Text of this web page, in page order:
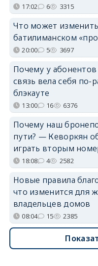
17:02 6 3315
Что может
батилиманском
20:00 5 3697
Почему у
связь вела себя по-
блэкауте
13:00 16 6376
Почему наш
пути? — Кеворкян
играть вторым
18:08 4 2582
Новые правила
что изменится для
владельцев домов
08:04 15 2385